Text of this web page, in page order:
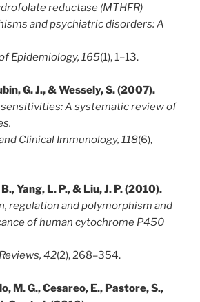
reductase (MTHFR)
and psychiatric disorders: A
Epidemiology, 165(1), 1–13.
G. J., & Wessely, S. (2007).
A systematic review of
Clinical Immunology, 118(6),
Yang, L. P., & Liu, J. P. (2010).
regulation and polymorphism and
of human cytochrome P450
42(2), 268–354.
M. G., Cesareo, E., Pastore, S.,